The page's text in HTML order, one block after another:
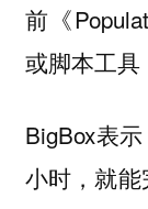
前《
或脚本工具
BigBox表
小时，就